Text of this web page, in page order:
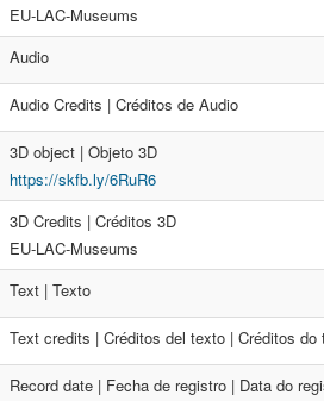
EU-LAC-Museums
Audio
Audio Credits | Créditos de Audio
3D object | Objeto 3D
https://skfb.ly/6RuR6
3D Credits | Créditos 3D
EU-LAC-Museums
Text | Texto
Text credits | Créditos del texto | Créditos do
Record date | Fecha de registro | Data do